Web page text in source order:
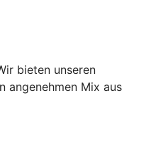
bieten unseren
angenehmen Mix aus